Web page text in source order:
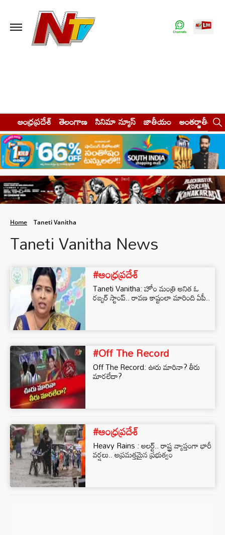
ఆంధ్రప్రదేశ్ తెలంగాణ సినిమా న్యూస్ జాతీయం అంతర్జాతీయం
Home Taneti Vanitha
Taneti Vanitha News
#ఆంధ్రప్రదేశ్
Taneti Vanitha: హోం మంత్రి అనిత ఓ
రబ్బర్ స్టాంప్.. రావణ కాష్టంలా మారింది ఏపీ..
#Off The Record
Off The Record: ఊరు మారినా? తీరు
మారలేదా?
#ఆంధ్రప్రదేశ్
Heavy Rains : అలర్ట్.. రాష్ట్ర వ్యాప్తంగా భారీ
వర్షలు.. అప్రమత్తమైన ప్రభుత్వం